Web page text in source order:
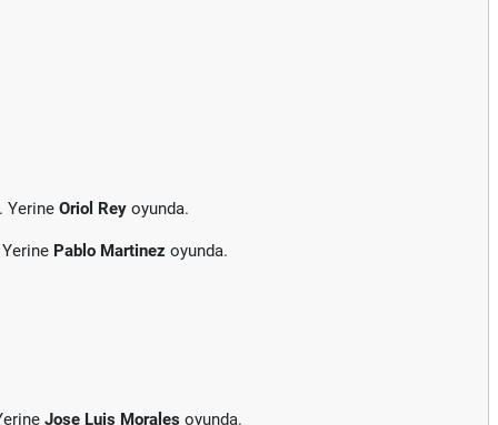
Yerine Oriol Rey oyunda.
Pablo Martinez oyunda.
Jose Luis Morales oyunda.